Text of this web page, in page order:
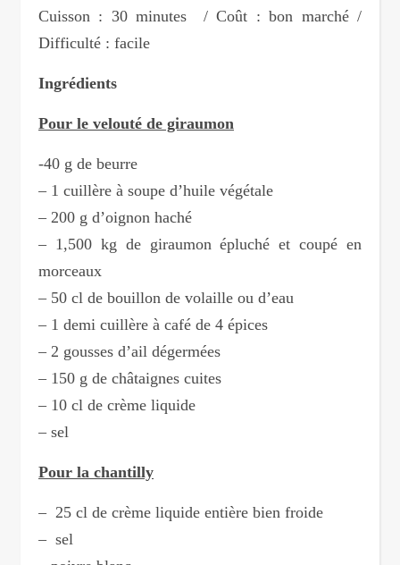
Cuisson : 30 minutes / Coût : bon marché /
Difficulté : facile
Ingrédients
Pour le velouté de giraumon
-40 g de beurre
– 1 cuillère à soupe d’huile végétale
– 200 g d’oignon haché
– 1,500 kg de giraumon épluché et coupé en
morceaux
– 50 cl de bouillon de volaille ou d’eau
– 1 demi cuillère à café de 4 épices
– 2 gousses d’ail dégermées
– 150 g de châtaignes cuites
– 10 cl de crème liquide
– sel
Pour la chantilly
– 25 cl de crème liquide entière bien froide
– sel